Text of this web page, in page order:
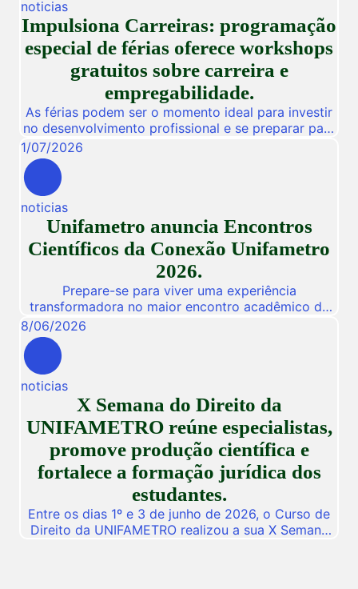
noticias
Impulsiona Carreiras: programação
especial de férias oferece workshops
gratuitos sobre carreira e
empregabilidade.
As férias podem ser o momento ideal para investir
no desenvolvimento profissional e se preparar para
novas oportunidades no mercado de trabalho.
Pensando nisso, a Unifametro Carreiras promoverá,
de 27 a 31 de julho, o Impulsiona Carreiras, uma
programação especial de férias composta por
workshops online e gratuitos voltados para alunos,
egressos e público interessado. […]
1/07/2026
noticias
Unifametro anuncia Encontros
Científicos da Conexão Unifametro
2026.
Prepare-se para viver uma experiência
transformadora no maior encontro acadêmico da
nossa instituição! De 03 a 05 de Novembro de
2026, a Unifametro abre suas portas para a
Conexão Unifametro 2026, um evento presencial
dedicado a fomentar a inovação, a troca de
vivências profissionais e a disseminação de
descobertas científicas. Com o propósito central
de […]
8/06/2026
noticias
X Semana do Direito da
UNIFAMETRO reúne especialistas,
promove produção científica e
fortalece a formação jurídica dos
estudantes.
Entre os dias 1º e 3 de junho de 2026, o Curso de
Direito da UNIFAMETRO realizou a sua X Semana